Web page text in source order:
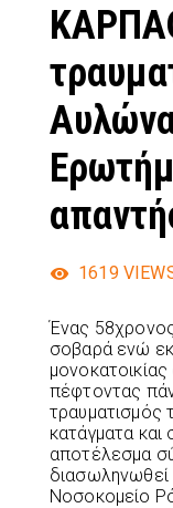
1619
Ένας
σοβαρά ενώ
πέφτοντας
τραυματισμός
κατάγματα
αποτέλεσμα
διασωληνωθεί
Νοσοκομείο